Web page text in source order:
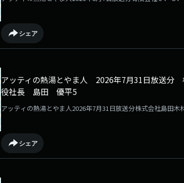
シェア
アッティの熱湯とやま人 2026年7月31日放送
役社長 島田 優平5
アッティの熱湯とやま人2026年7月31日放送分株式会社島田木
シェア